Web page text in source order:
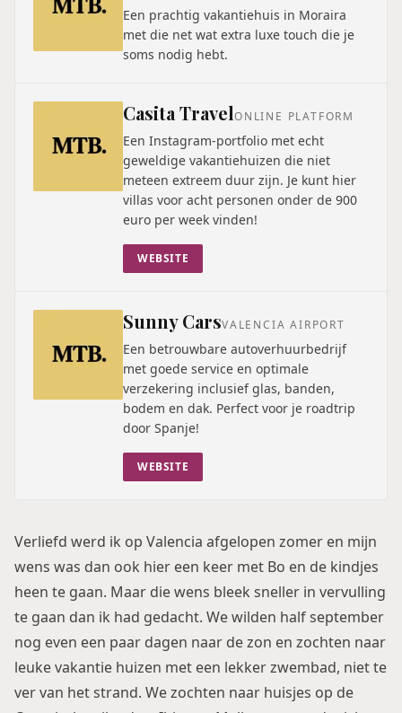
Een prachtig vakantiehuis in Moraira
met die net wat extra luxe touch die je
soms nodig hebt.
Casita TravelONLINE PLATFORM
Een Instagram-portfolio met echt
geweldige vakantiehuizen die niet
meteen extreem duur zijn. Je kunt hier
villas voor acht personen onder de 900
euro per week vinden!
WEBSITE
Sunny CarsVALENCIA AIRPORT
Een betrouwbare autoverhuurbedrijf
met goede service en optimale
verzekering inclusief glas, banden,
bodem en dak. Perfect voor je roadtrip
door Spanje!
WEBSITE
Verliefd werd ik op Valencia afgelopen zomer en mijn
wens was dan ook hier een keer met Bo en de kindjes
heen te gaan. Maar die wens bleek sneller in vervulling
te gaan dan ik had gedacht. We wilden half september
nog even een paar dagen naar de zon en zochten naar
leuke vakantie huizen met een lekker zwembad, niet te
ver van het strand. We zochten naar huisjes op de